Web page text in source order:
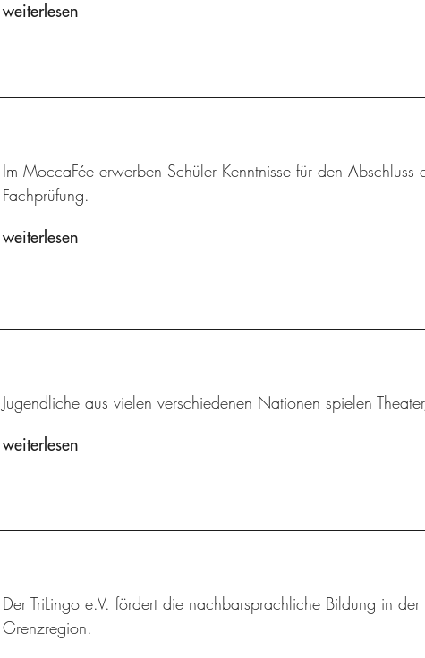
weiterlesen
Im MoccaFée erwerben Schüler Kenntnisse für den Abschluss
Fachprüfung.
weiterlesen
Jugendliche aus vielen verschiedenen Nationen spielen
weiterlesen
Der TriLingo e.V. fördert die nachbarsprachliche Bildung in der
Grenzregion.